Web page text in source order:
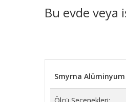
Bu evde veya
Smyrna